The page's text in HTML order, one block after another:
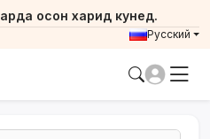
осон харид кунед.
Русский